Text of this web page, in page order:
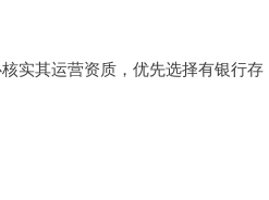
实其运营资质，优先选择有银行存